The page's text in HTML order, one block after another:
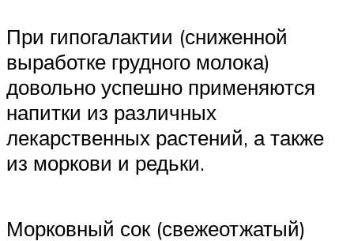
При гипогалактии (сниженной
выработке грудного молока)
довольно успешно применяются
напитки из различных
лекарственных растений, а также
из моркови и редьки.
Морковный сок (свежеотжатый)